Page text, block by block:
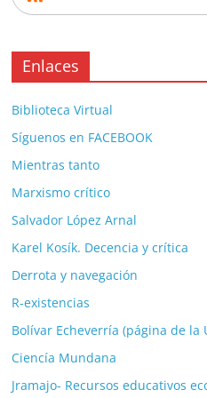
Enlaces
Biblioteca Virtual
Síguenos en FACEBOOK
Mientras tanto
Marxismo crítico
Salvador López Arnal
Karel Kosík. Decencia y crítica
Derrota y navegación
R-existencias
Bolívar Echeverría (página de la
Ciencía Mundana
Jramajo- Recursos educativos